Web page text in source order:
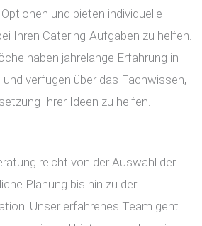
und bieten individuelle
Ihren Catering-Aufgaben zu helfen.
haben jahrelange Erfahrung in
verfügen über das Fachwissen,
Ihrer Ideen zu helfen.
reicht von der Auswahl der
Planung bis hin zu der
Unser erfahrenes Team geht